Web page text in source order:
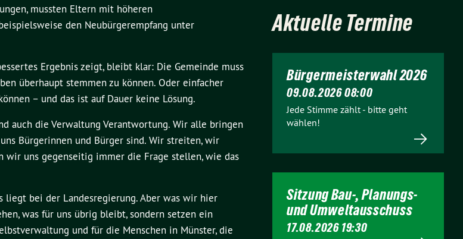
mussten Eltern mit höheren
den Neubürgerempfang unter
Ergebnis zeigt, bleibt klar: Die Gemeinde muss
überhaupt stemmen zu können. Oder einfacher
– und das ist auf Dauer keine Lösung.
auch die Verwaltung Verantwortung. Wir alle bringen
Bürgerinnen und Bürger sind. Wir streiten, wir
uns gegenseitig immer die Frage stellen, wie das
bei der Landesregierung. Aber was wir hier
was für uns übrig bleibt, sondern setzen ein
und für die Menschen in Münster, die
Aktuelle Termine
Bürgermeisterwahl 2026
09.08.2026 08:00
Jede Stimme zählt - bitte geht
wählen!
Sitzung Bau-, Planungs-
und Umweltausschuss
17.08.2026 19:30